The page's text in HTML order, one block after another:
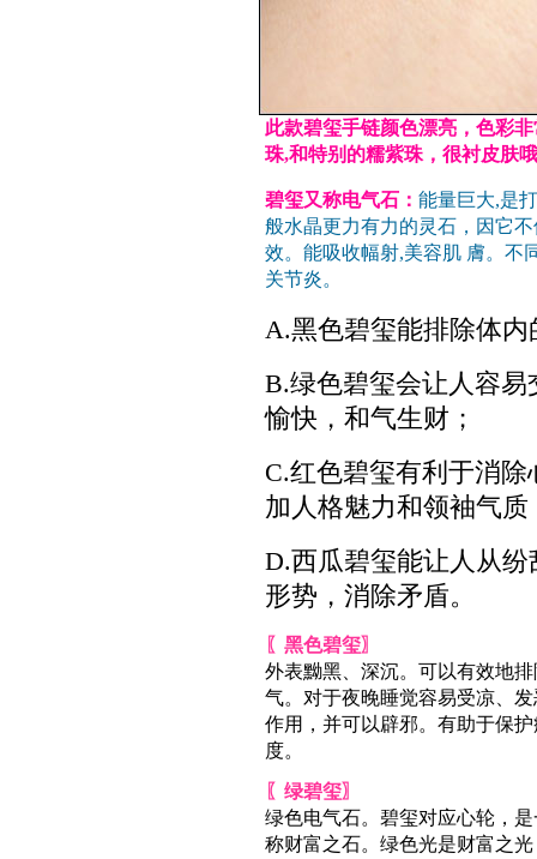
此款碧玺手链颜色漂亮，色彩
珠,和特别的糯紫珠，很衬皮肤
碧玺又称电气石： 能量巨大,是
般水晶更力有力的灵石，因它
效。能吸收幅射,美容肌 膚。不
关节炎。
A.黑色碧玺能排除体
B.绿色碧玺会让人容
愉快，和气生财；
C.红色碧玺有利于消
加人格魅力和领袖气质
D.西瓜碧玺能让人从
形势，消除矛盾。
〖黑色碧玺〗
外表黝黑、深沉。可以有效地
气。对于夜晚睡觉容易受凉、
作用，并可以辟邪。有助于保
度。
〖绿碧玺〗
绿色电气石。碧玺对应心轮，
称财富之石。绿色光是财富之